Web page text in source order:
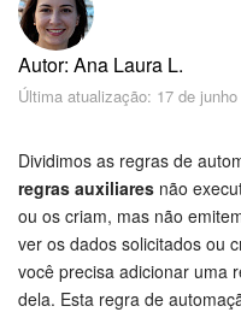
Segurança
Feed
Messenger
Bitrix24 Collabs
Autor: Ana Laura L.
Última atualização: 17 de
Dividimos as regras de
regras auxiliares não
ou os criam, mas não
ver os dados solicitados ou
você precisa adicionar uma
dela. Esta regra de